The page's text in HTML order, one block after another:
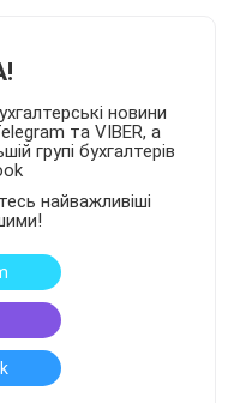
новини
та VIBER, а
групі бухгалтерів
найважливіші